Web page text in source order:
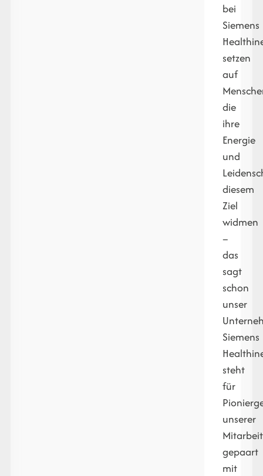
bei
Siemens
setzen
auf
die
ihre
Energie
und
diesem
Ziel
widmen
–
das
sagt
schon
unser
Siemens
steht
für
unserer
gepaart
mit